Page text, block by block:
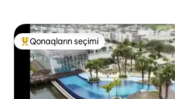
Populyar "Qonaqların seçimi"
Qonaqların seçimi